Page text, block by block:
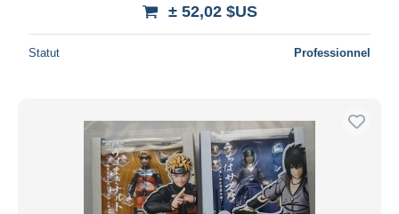
± 52,02 $US
Statut Professionnel